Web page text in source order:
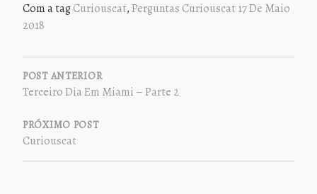
Com a tagCuriouscat,Perguntas Curiouscat 17 De Maio
2018
NAVEGAÇÃO
DE
POST
POST ANTERIOR
Terceiro Dia Em Miami – Parte 2
PRÓXIMO POST
Curiouscat